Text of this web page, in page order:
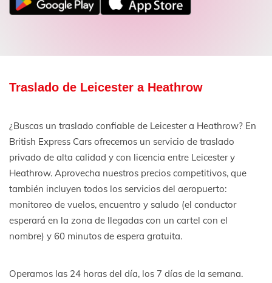
Traslado de Leicester a Heathrow
¿Buscas un traslado confiable de Leicester a Heathrow? En
British Express Cars ofrecemos un servicio de traslado
privado de alta calidad y con licencia entre Leicester y
Heathrow. Aprovecha nuestros precios competitivos, que
también incluyen todos los servicios del aeropuerto:
monitoreo de vuelos, encuentro y saludo (el conductor
esperará en la zona de llegadas con un cartel con el
nombre) y 60 minutos de espera gratuita.
Operamos las 24 horas del día, los 7 días de la semana.